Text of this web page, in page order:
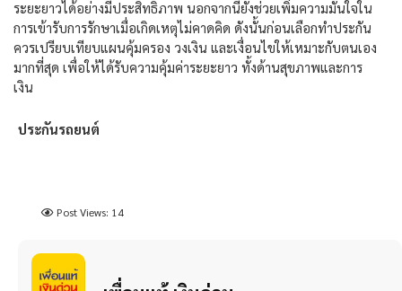
ระยะยาวได้อย่างมีประสิทธิภาพ นอกจากนี้ยังช่วยเพิ่มความมั่นใจใน
การเข้ารับการรักษาเมื่อเกิดเหตุไม่คาดคิด ดังนั้นก่อนเลือกทำประกัน
ควรเปรียบเทียบแผนคุ้มครอง วงเงิน และเงื่อนไขให้เหมาะกับตนเอง
มากที่สุด เพื่อให้ได้รับความคุ้มค่าระยะยาว ทั้งด้านสุขภาพและการ
เงิน
ประกันรถยนต์
Post Views: 14